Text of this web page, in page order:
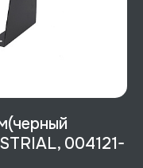
004121-